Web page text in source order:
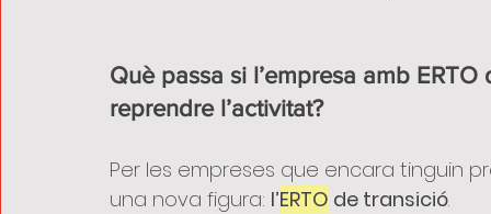
Què passa si l’empresa amb
reprendre l’activitat?
Per les empreses que encara tinguin
una nova figura: l’ERTO de transició.